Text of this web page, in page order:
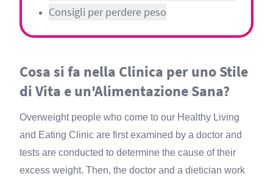
Consigli per perdere peso
Cosa si fa nella Clinica per uno Stile
di Vita e un'Alimentazione Sana?
Overweight people who come to our Healthy Living
and Eating Clinic are first examined by a doctor and
tests are conducted to determine the cause of their
excess weight. Then, the doctor and a dietician work